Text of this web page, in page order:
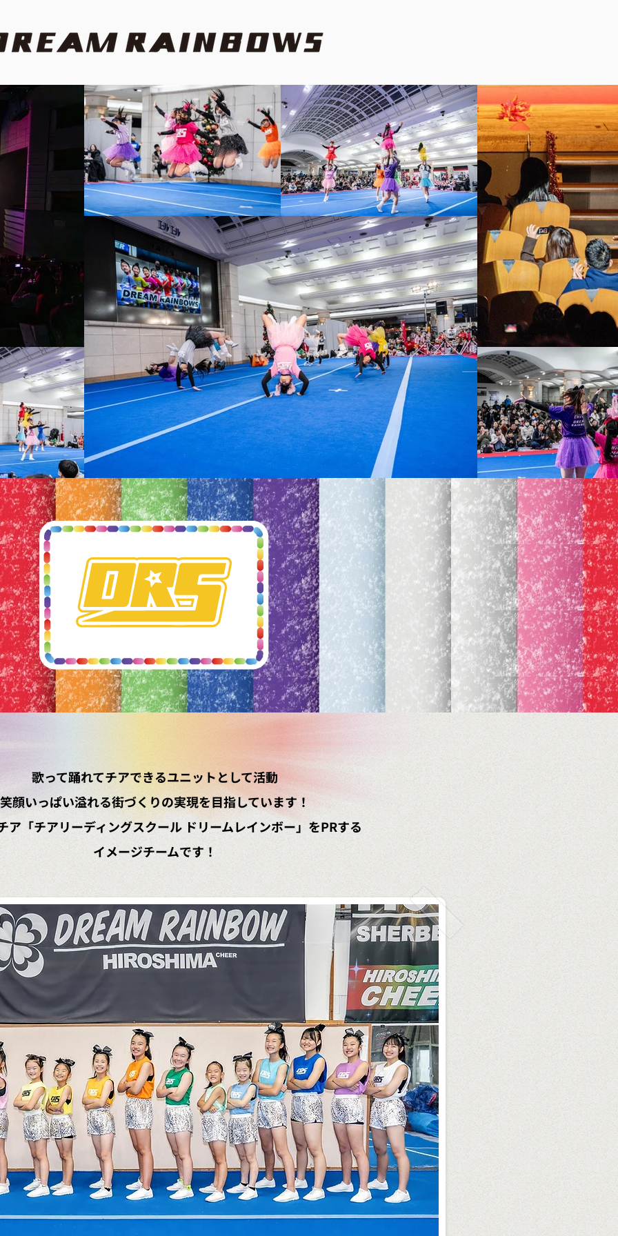
歌って踊れてチアできるユニットとして活動
笑顔いっぱい溢れる街づくりの実現を目指しています！
ア「チアリーディングスクール ドリームレインボー」を​PRする
イメージチームです！